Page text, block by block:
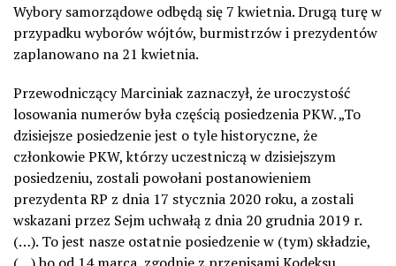
Wybory samorządowe odbędą się 7 kwietnia. Drugą turę w
przypadku wyborów wójtów, burmistrzów i prezydentów
zaplanowano na 21 kwietnia.
Przewodniczący Marciniak zaznaczył, że uroczystość
losowania numerów była częścią posiedzenia PKW. „To
dzisiejsze posiedzenie jest o tyle historyczne, że
członkowie PKW, którzy uczestniczą w dzisiejszym
posiedzeniu, zostali powołani postanowieniem
prezydenta RP z dnia 17 stycznia 2020 roku, a zostali
wskazani przez Sejm uchwałą z dnia 20 grudnia 2019 r.
(…). To jest nasze ostatnie posiedzenie w (tym) składzie,